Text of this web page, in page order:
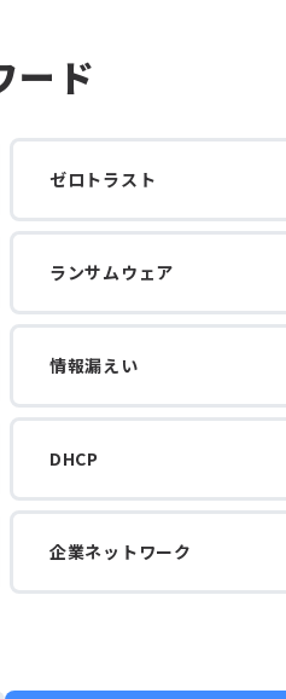
ード
ゼロトラスト
ランサムウェア
情報漏えい
DHCP
企業ネットワーク